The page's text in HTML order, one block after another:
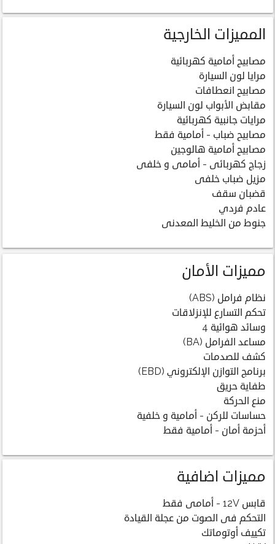
المميزات الخارجية
مصابيح أمامية كهربائية
مرايا لون السيارة
مصابيح انعطافات
مقابض الأبواب لون السيارة
مرايات جانبية كهربائية
مصابيح ضباب - أمامية فقط
مصابيح أمامية هالوجين
زجاج كهربائى - أمامى و خلفى
مزيل ضباب خلفى
قضبان سقف
عادم فردي
جنوط من الخليط المعدنى
مميزات الأمان
نظام فرامل (ABS)
تحكم التسارع للإنزلاقات
وسائد هوائية 4
مساعد الفرامل (BA)
كشف للصدمات
برنامج التوازن الإلكتروني (EBD)
طفاية حريق
منع الحركة
حساسات للركن - أمامية و خلفية
أحزمة أمان - أمامية فقط
مميزات اضافية
قابس 12V - أمامى فقط
التحكم فى الصوت من عجلة القيادة
تكييف أوتوماتك